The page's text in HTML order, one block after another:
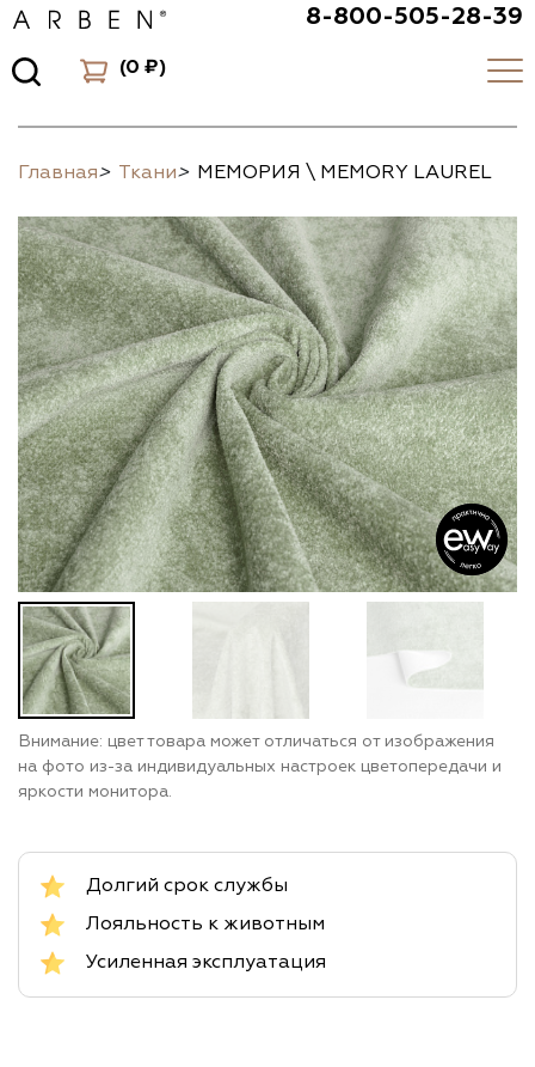
8-800-505-28-39
(0 ₽)
Главная> Ткани> МЕМОРИЯ \ MEMORY LAUREL
Внимание: цвет товара может отличаться от изображения
на фото из-за индивидуальных настроек цветопередачи и
яркости монитора.
Долгий срок службы
Лояльность к животным
Усиленная эксплуатация